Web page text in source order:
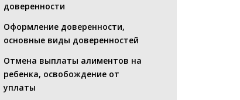
доверенности
Оформление доверенности,
основные виды доверенностей
Отмена выплаты алиментов на
ребенка, освобождение от
уплаты